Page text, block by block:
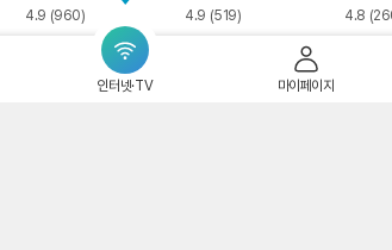
인터넷·TV 마이페이지
4.9 (960) 4.9 (519) 4.8